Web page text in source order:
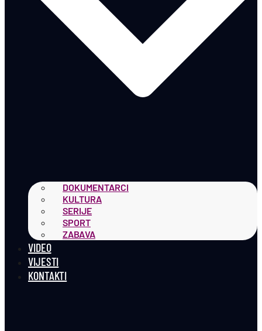
DOKUMENTARCI
KULTURA
SERIJE
SPORT
ZABAVA
VIDEO
VIJESTI
KONTAKTI